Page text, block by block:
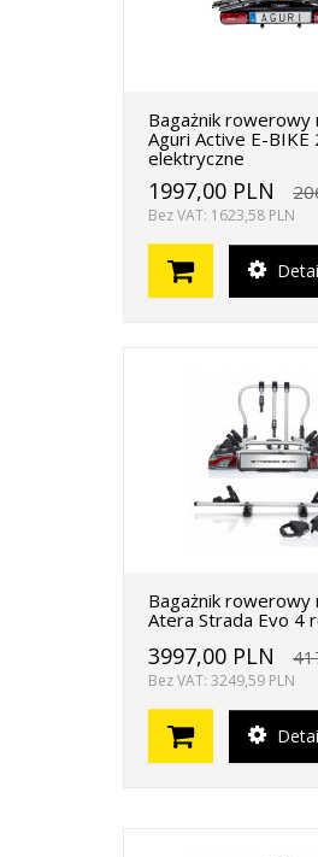
Bagażnik rowerowy
Aguri Active E-BIKE
elektryczne
1997,00 PLN
Bez VAT: 1623,58 PLN
Bagażnik rowerowy
Atera Strada Evo 4
3997,00 PLN
Bez VAT: 3249,59 PLN